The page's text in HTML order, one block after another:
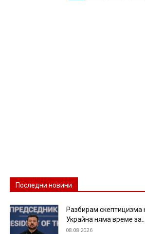
Последни новини
Разбирам скептицизма
Украйна няма време за...
08.08.2026